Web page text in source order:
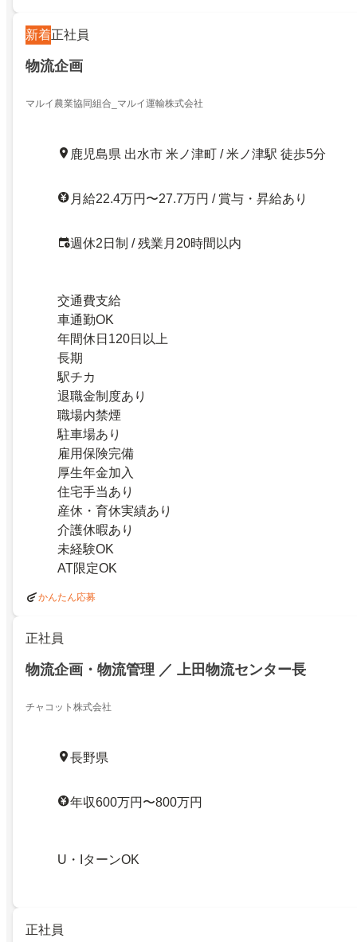
新着正社員
物流企画
マルイ農業協同組合_マルイ運輸株式会社
鹿児島県 出水市 米ノ津町 / 米ノ津駅 徒歩5分
月給22.4万円〜27.7万円 / 賞与・昇給あり
週休2日制 / 残業月20時間以内
交通費支給
車通勤OK
年間休日120日以上
長期
駅チカ
退職金制度あり
職場内禁煙
駐車場あり
雇用保険完備
厚生年金加入
住宅手当あり
産休・育休実績あり
介護休暇あり
未経験OK
AT限定OK
かんたん応募
正社員
物流企画・物流管理 ／ 上田物流センター長
チャコット株式会社
長野県
年収600万円〜800万円
U・IターンOK
正社員